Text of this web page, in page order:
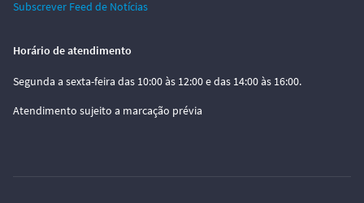
Subscrever Feed de Notícias
Horário de atendimento
Segunda a sexta-feira das 10:00 às 12:00 e das 14:00 às 16:00.
Atendimento sujeito a marcação prévia